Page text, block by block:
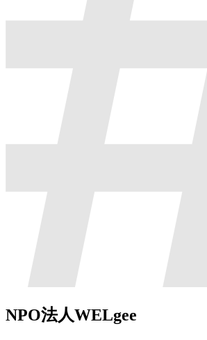
NPO法人WELgee